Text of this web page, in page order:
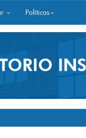
Políticas